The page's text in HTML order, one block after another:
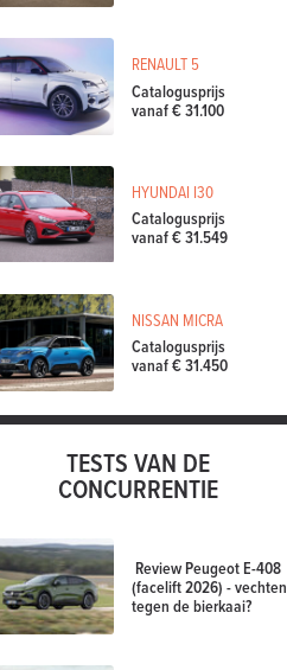
RENAULT 5
Catalogusprijs
vanaf € 31.100
HYUNDAI I30
Catalogusprijs
vanaf € 31.549
NISSAN MICRA
Catalogusprijs
vanaf € 31.450
TESTS VAN DE
CONCURRENTIE
Review Peugeot E-408
(facelift 2026) - vechten
tegen de bierkaai?